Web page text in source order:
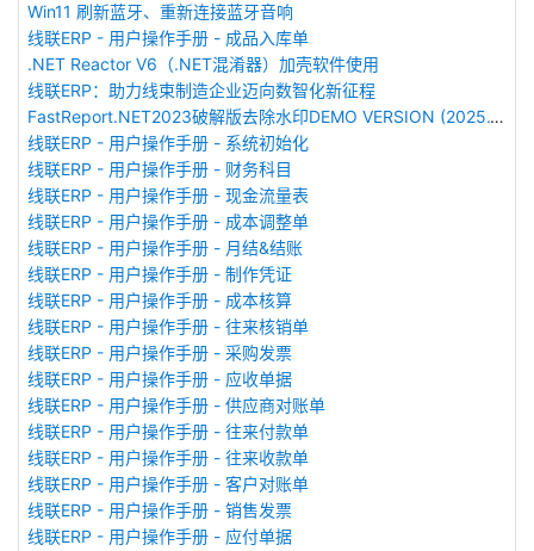
Win11 刷新蓝牙、重新连接蓝牙音响
线联ERP - 用户操作手册 - 成品入库单
.NET Reactor V6（.NET混淆器）加壳软件使用
线联ERP：助力线束制造企业迈向数智化新征程
FastReport.NET2023破解版去除水印DEMO VERSION (2025.1.14/2023.2.18版本)
线联ERP - 用户操作手册 - 系统初始化
线联ERP - 用户操作手册 - 财务科目
线联ERP - 用户操作手册 - 现金流量表
线联ERP - 用户操作手册 - 成本调整单
线联ERP - 用户操作手册 - 月结&结账
线联ERP - 用户操作手册 - 制作凭证
线联ERP - 用户操作手册 - 成本核算
线联ERP - 用户操作手册 - 往来核销单
线联ERP - 用户操作手册 - 采购发票
线联ERP - 用户操作手册 - 应收单据
线联ERP - 用户操作手册 - 供应商对账单
线联ERP - 用户操作手册 - 往来付款单
线联ERP - 用户操作手册 - 往来收款单
线联ERP - 用户操作手册 - 客户对账单
线联ERP - 用户操作手册 - 销售发票
线联ERP - 用户操作手册 - 应付单据